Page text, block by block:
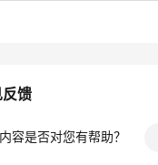
馈
容是否对您有帮助？